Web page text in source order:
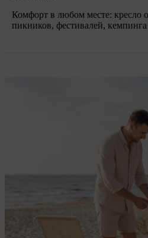
Комфорт в любом месте: кресло
пикников, фестивалей,